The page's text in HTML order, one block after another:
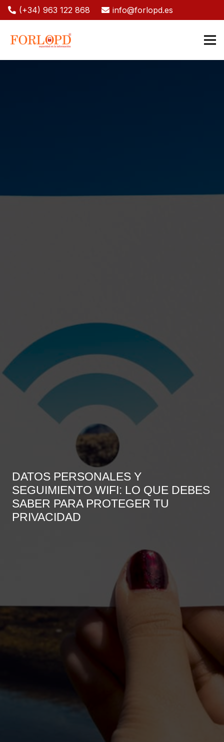
(+34) 963 122 868 info@forlopd.es
DATOS PERSONALES Y
SEGUIMIENTO WIFI: LO QUE DEBES
SABER PARA PROTEGER TU
PRIVACIDAD